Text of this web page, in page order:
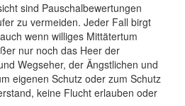
sind Pauschalbewertungen
zu vermeiden. Jeder Fall birgt
wenn williges Mittätertum
nur noch das Heer der
Wegseher, der Ängstlichen und
eigenen Schutz oder zum Schutz
keine Flucht erlauben oder